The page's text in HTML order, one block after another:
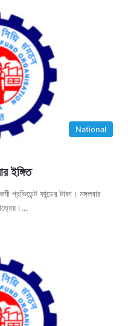
National
ইঙ্গিত
প্রভিডেন্ট ফান্ডের টাকা। মঙ্গলবার